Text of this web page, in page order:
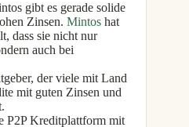
gibt es gerade solide
Zinsen. Mintos hat
dass sie nicht nur
auch bei
der viele mit Land
mit guten Zinsen und
P2P Kreditplattform mit